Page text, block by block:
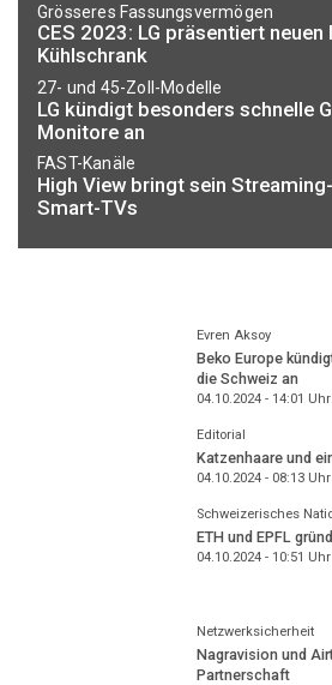
Grösseres Fassungsvermögen
CES 2023: LG präsentiert neuen
Kühlschrank
27- und 45-Zoll-Modelle
LG kündigt besonders schnelle
Monitore an
FAST-Kanäle
High View bringt sein
Smart-TVs
Evren Aksoy
Beko Europe
die Schweiz an
04.10.2024 - 14:01 Uhr
Editorial
Katzenhaare und
04.10.2024 - 08:13Uhr
Schweizerisches
ETH und EPFL
04.10.2024 - 10:51 Uhr
Netzwerksicherheit
Nagravision und
Partnerschaft